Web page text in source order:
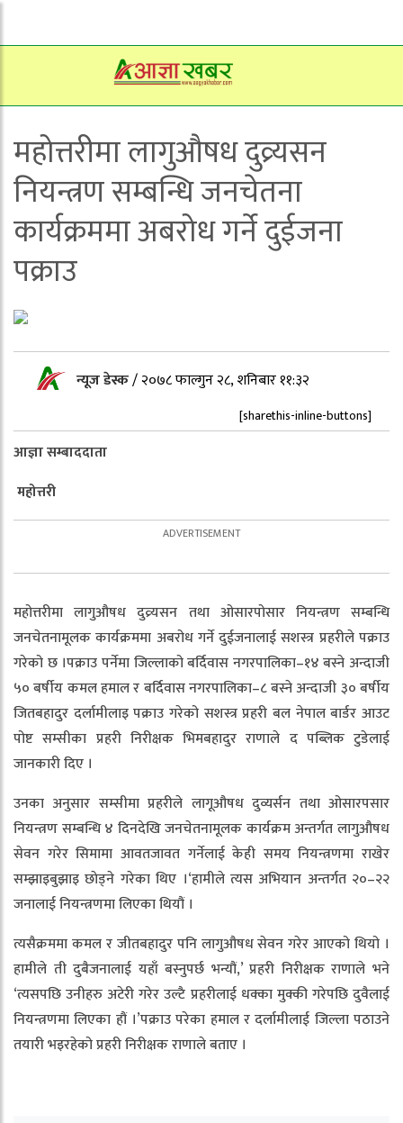
महोत्तरीमा लागुऔषध दुव्र्यसन
नियन्त्रण सम्बन्धि जनचेतना
कार्यक्रममा अबरोध गर्ने दुईजना
पक्राउ
न्यूज डेस्क/२०७८ फाल्गुन २८, शनिबार ११:३२
[sharethis-inline-buttons]
आज्ञा सम्बाददाता
महोत्तरी
महोत्तरीमा लागुऔषध दुव्र्यसन तथा ओसारपोसार नियन्त्रण सम्बन्धि
जनचेतनामूलक कार्यक्रममा अबरोध गर्ने दुईजनालाई सशस्त्र प्रहरीले पक्राउ
गरेको छ ।पक्राउ पर्नेमा जिल्लाको बर्दिवास नगरपालिका–१४ बस्ने अन्दाजी
५० बर्षीय कमल हमाल र बर्दिवास नगरपालिका–८ बस्ने अन्दाजी ३० बर्षीय
जितबहादुर दर्लामीलाइ पक्राउ गरेको सशस्त्र प्रहरी बल नेपाल बार्डर आउट
पोष्ट सम्सीका प्रहरी निरीक्षक भिमबहादुर राणाले द पब्लिक टुडेलाई
जानकारी दिए ।
उनका अनुसार सम्सीमा प्रहरीले लागूऔषध दुव्यर्सन तथा ओसारपसार
नियन्त्रण सम्बन्धि ४ दिनदेखि जनचेतनामूलक कार्यक्रम अन्तर्गत लागुऔषध
सेवन गरेर सिमामा आवतजावत गर्नेलाई केही समय नियन्त्रणमा राखेर
सम्झाइबुझाइ छाेड्ने गरेका थिए ।‘हामीले त्यस अभियान अन्तर्गत २०–२२
जनालाई नियन्त्रणमा लिएका थियौं ।
त्यसैक्रममा कमल र जीतबहादुर पनि लागुऔषध सेवन गरेर आएको थियो ।
हामीले ती दुबैजनालाई यहाँ बस्नुपर्छ भन्यौं,’ प्रहरी निरीक्षक राणाले भने
‘त्यसपछि उनीहरु अटेरी गरेर उल्टै प्रहरीलाई धक्का मुक्की गरेपछि दुवैलाई
नियन्त्रणमा लिएका हौं ।’पक्राउ परेका हमाल र दर्लामीलाई जिल्ला पठाउने
तयारी भइरहेको प्रहरी निरीक्षक राणाले बताए ।